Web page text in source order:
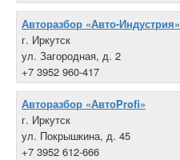
Авторазбор «Авто-Индустрия»
г. Иркутск
ул. Загородная, д. 2
+7 3952 960-417
Авторазбор «АвтоProfi»
г. Иркутск
ул. Покрышкина, д. 45
+7 3952 612-666